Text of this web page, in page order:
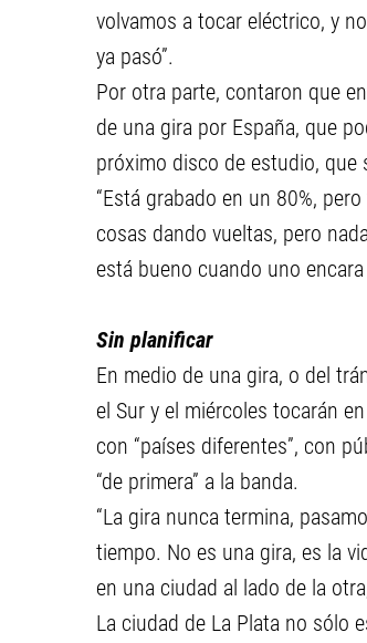
volvamos a tocar eléctrico, y
ya pasó”.
Por otra parte, contaron que
de una gira por España, que
próximo disco de estudio, que
“Está grabado en un 80%,
cosas dando vueltas, pero
está bueno cuando uno
Sin planificar
En medio de una gira, o del
el Sur y el miércoles tocarán
con “países diferentes”, con
“de primera” a la banda.
“La gira nunca termina,
tiempo. No es una gira, es la
en una ciudad al lado de la
La ciudad de La Plata no sólo